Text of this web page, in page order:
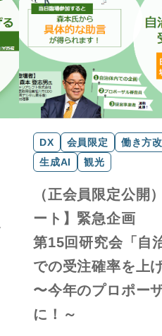
DX 会員限定 働き方
生成AI
観光
（正会員限定公開
ート】緊急企画
第15回研究会「自
での受注確率を上
〜今年のプロポー
に！～